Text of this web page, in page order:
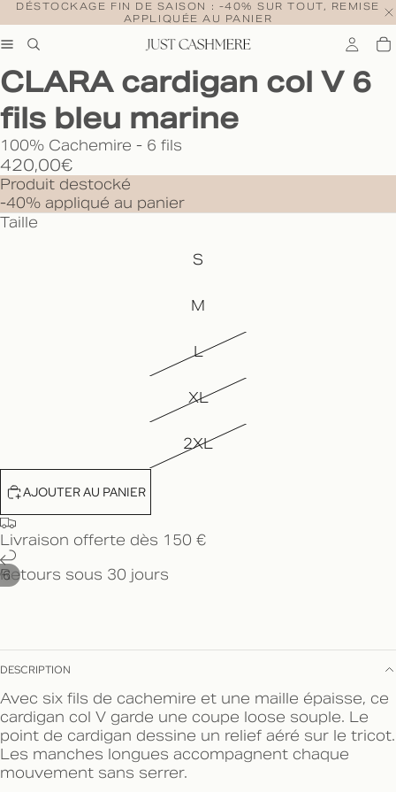
DÉSTOCKAGE FIN DE SAISON : -40% SUR TOUT, REMISE
APPLIQUÉE AU PANIER
6
CLARA cardigan col V 6
fils bleu marine
100% Cachemire - 6 fils
420,00€
Produit destocké
-40% appliqué au panier
Taille
S
M
L
XL
2XL
AJOUTER AU PANIER
Livraison offerte dès 150 €
Retours sous 30 jours
DESCRIPTION
Avec six fils de cachemire et une maille épaisse, ce
cardigan col V garde une coupe loose souple. Le
point de cardigan dessine un relief aéré sur le tricot.
Les manches longues accompagnent chaque
mouvement sans serrer.